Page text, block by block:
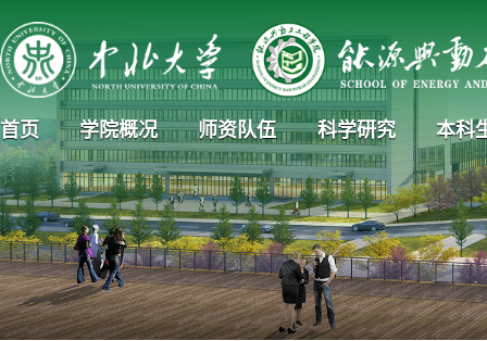
首页 学院概况 师资队伍 科学研究 本科